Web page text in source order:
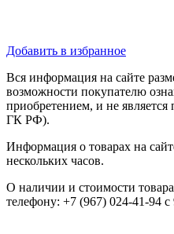
Добавить в избранное
Вся информация на сайте
возможности покупателю
приобретением, и не
ГК РФ).
Информация о товарах на
нескольких часов.
О наличии и стоимости
телефону: +7 (967) 024-41-94 с